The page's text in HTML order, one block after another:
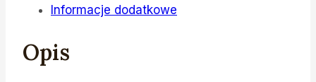
Informacje dodatkowe
Opis